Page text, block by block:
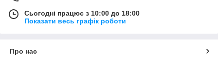
Сьогодні працює з 10:00 до 18:00
Показати весь графік роботи
Про нас